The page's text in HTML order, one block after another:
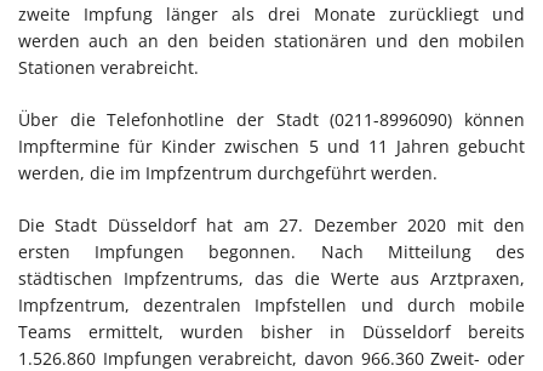
zweite Impfung länger als drei Monate zurückliegt und
werden auch an den beiden stationären und den mobilen
Stationen verabreicht.
Über die Telefonhotline der Stadt (0211-8996090) können
Impftermine für Kinder zwischen 5 und 11 Jahren gebucht
werden, die im Impfzentrum durchgeführt werden.
Die Stadt Düsseldorf hat am 27. Dezember 2020 mit den
ersten Impfungen begonnen. Nach Mitteilung des
städtischen Impfzentrums, das die Werte aus Arztpraxen,
Impfzentrum, dezentralen Impfstellen und durch mobile
Teams ermittelt, wurden bisher in Düsseldorf bereits
1.526.860 Impfungen verabreicht, davon 966.360 Zweit- oder